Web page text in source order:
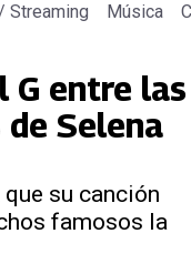
Streaming Música
G entre las
Selena
su canción
famosos la